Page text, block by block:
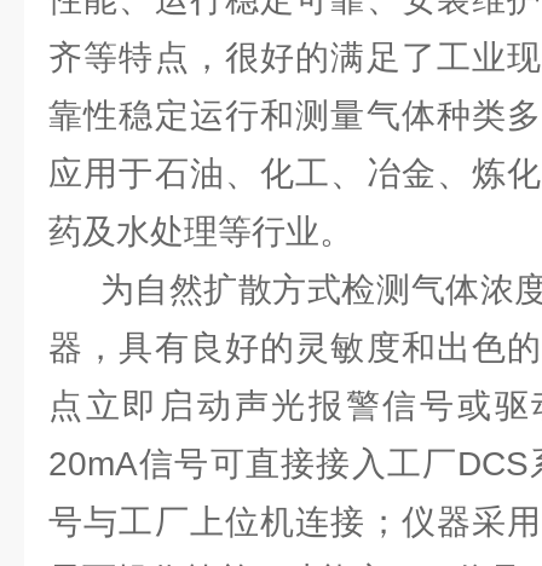
齐等特点，很好的满足了工业
靠性稳定运行和测量气体种类
应用于石油、化工、冶金、炼
药及水处理等行业。
为自然扩散方式检测气体浓
器，具有良好的灵敏度和出色
点立即启动声光报警信号或
20mA信号可直接接入工厂
号与工厂上位机连接；仪器采